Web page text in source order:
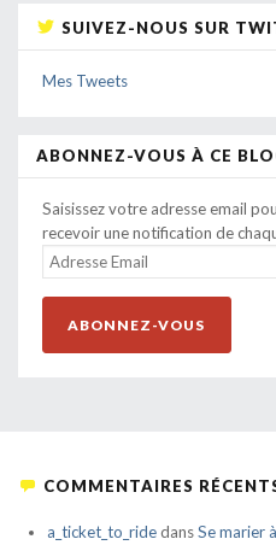
SUIVEZ-NOUS SUR
Mes Tweets
ABONNEZ-VOUS À CE
Saisissez votre adresse email
recevoir une notification de
ADRESSE
EMAIL
ABONNEZ-VOUS
COMMENTAIRES
a_ticket_to_ridedansSe marier